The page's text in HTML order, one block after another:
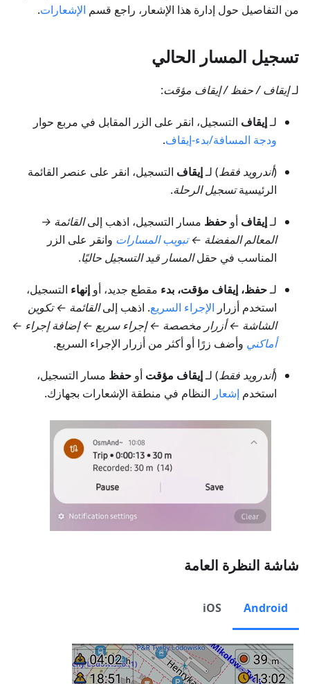
من التفاصيل حول إدارة هذا الإشعار، راجع قسم الإشعارات.
تسجيل المسار الحالي
لـإيقاف / حفظ / إيقاف مؤقت:
لـإيقاف التسجيل، انقر على الزر المقابل في مربع حوار
ودجة المسافة/بدء-إيقاف.
(أندرويد فقط) لـإيقاف التسجيل، انقر على عنصر القائمة
الرئيسيةتسجيل الرحلة.
لـإيقاف أو حفظ مسار التسجيل، اذهب إلىالقائمة →
المعالم المفضلة ← تبويبالمسارات وانقر على الزر
المناسب في حقلالمسار قيد التسجيل حاليًا.
لـحفظ، إيقاف مؤقت، بدء مقطع جديد، أو إنهاء التسجيل،
استخدم أزرار الإجراء السريع. اذهب إلىالقائمة ← تكوين
الشاشة ← أزرار مخصصة ← إجراء سريع ← إضافة إجراء ←
أماكني وأضف زرًا أو أكثر من أزرار الإجراء السريع.
(أندرويد فقط) لـإيقاف مؤقت أو حفظ مسار التسجيل،
استخدم إشعار النظام في منطقة الإشعارات بجهازك.
شاشة النظرة العامة
Android
iOS